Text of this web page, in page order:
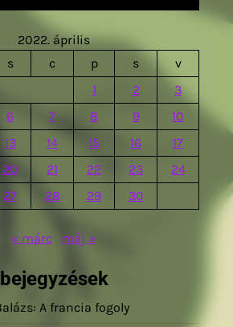
2022. április
s c p s
v
1
2
3
6 7 8 9
10
13 14 15 16
17
20 21 22 23
24
27 28 29 30
« márc máj »
A francia fogoly